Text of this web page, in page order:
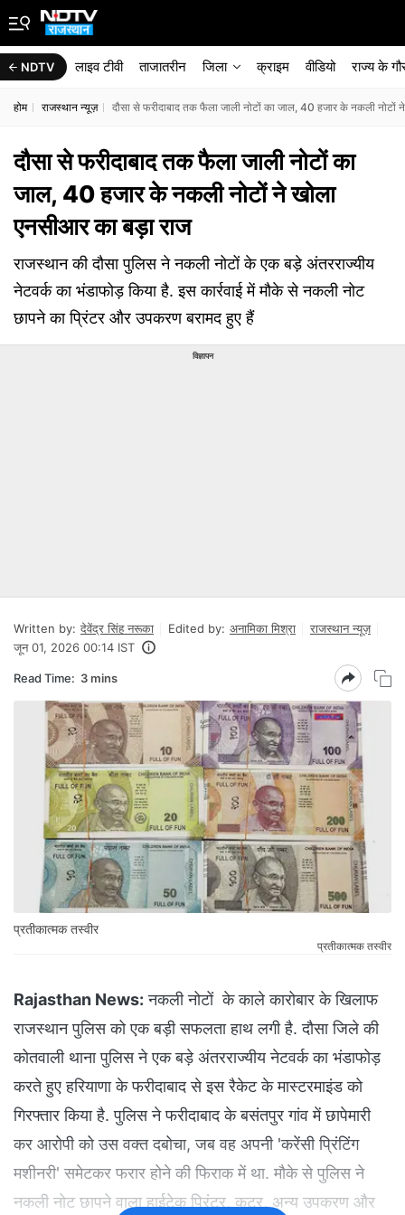
NDTV लाइव टीवी ताजातरीन जिला क्राइम वीडियो राज्‍य के
होम राजस्थान न्यूज़ दौसा से फरीदाबाद तक फैला जाली नोटों का जाल, 40 हजार के नकली नोटों
दौसा से फरीदाबाद तक फैला जाली नोटों का
जाल, 40 हजार के नकली नोटों ने खोला
एनसीआर का बड़ा राज
राजस्थान की दौसा पुलिस ने नकली नोटों के एक बड़े अंतरराज्यीय
नेटवर्क का भंडाफोड़ किया है. इस कार्रवाई में मौके से नकली नोट
छापने का प्रिंटर और उपकरण बरामद हुए हैं
विज्ञापन
Written by: देवेंद्र सिंह नरूका Edited by: अनामिका मिश्रा
राजस्थान न्यूज़
जून 01, 2026 00:14 IST
Read Time: 3 mins
प्रतीकात्मक तस्वीर
प्रतीकात्मक तस्वीर
Rajasthan News: नकली नोटों के काले कारोबार के खिलाफ
राजस्थान पुलिस को एक बड़ी सफलता हाथ लगी है. दौसा जिले की
कोतवाली थाना पुलिस ने एक बड़े अंतरराज्यीय नेटवर्क का भंडाफोड़
करते हुए हरियाणा के फरीदाबाद से इस रैकेट के मास्टरमाइंड को
गिरफ्तार किया है. पुलिस ने फरीदाबाद के बसंतपुर गांव में छापेमारी
कर आरोपी को उस वक्त दबोचा, जब वह अपनी 'करेंसी प्रिंटिंग
मशीनरी' समेटकर फरार होने की फिराक में था. मौके से पुलिस ने
नकली नोट छापने वाला हाईटेक प्रिंटर, कटर, अन्य उपकरण और